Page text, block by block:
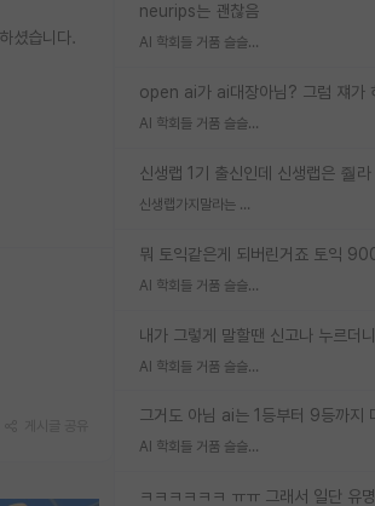
neurips는 괜찮음
AI 학회들 거품 슬슬 지적이 나오네요
AI 학회들 거품 슬슬 지적이 나오네요
신생랩가지말라는 이유가 있었구나
AI 학회들 거품 슬슬 지적이 나오네요
내가 그렇게 말할땐 신고나 누르더니
AI 학회들 거품 슬슬 지적이 나오네요
AI 학회들 거품 슬슬 지적이 나오네요
셨습니다.